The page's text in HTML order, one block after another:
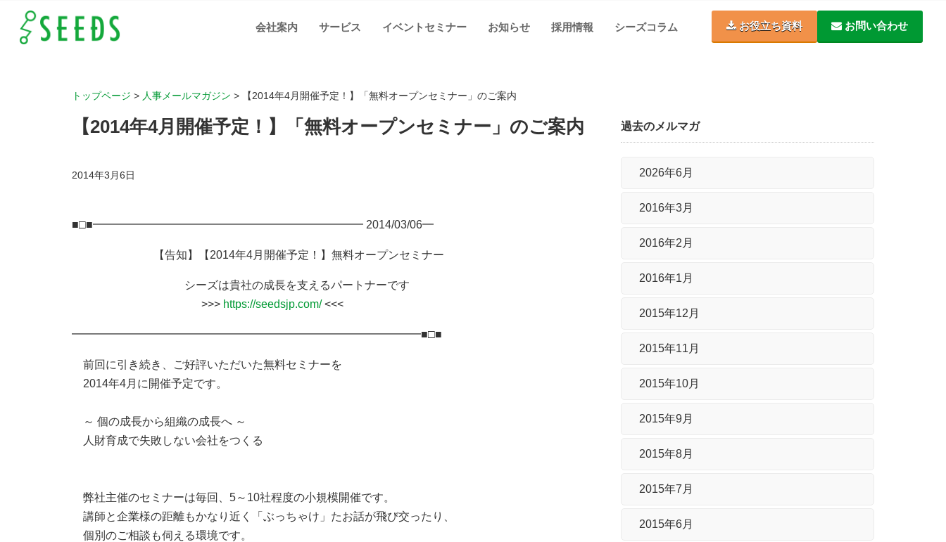
開催予
定！】
会社案内 サービス イベントセミナー お知らせ 採用情報 シーズコラム お役立ち資料 お問い合わせ
トップページ > 人事メールマガジン > 【2014年4月開催予定！】「無料オープンセミナー」のご案内
【2014年4月開催予定！】「無料オープンセミナー」のご案内
2014年3月6日
■□■━━━━━━━━━━━━━━━━━━━━━━━━ 2014/03/06━
【告知】【2014年4月開催予定！】無料オープンセミナー
シーズは貴社の成長を支えるパートナーです
>>> https://seedsjp.com/<<<
━━━━━━━━━━━━━━━━━━━━━━━━━━━━━━━■□■
前回に引き続き、ご好評いただいた無料セミナーを
2014年4月に開催予定です。
～ 個の成長から組織の成長へ ～
人財育成で失敗しない会社をつくる
弊社主催のセミナーは毎回、5～10社程度の小規模開催です。
講師と企業様の距離もかなり近く「ぶっちゃけ」たお話が飛び交ったり、
個別のご相談も伺える環境です。
過去のメルマガ
2026年6月
2016年3月
2016年2月
2016年1月
2015年12月
2015年11月
2015年10月
2015年9月
2015年8月
2015年7月
2015年6月